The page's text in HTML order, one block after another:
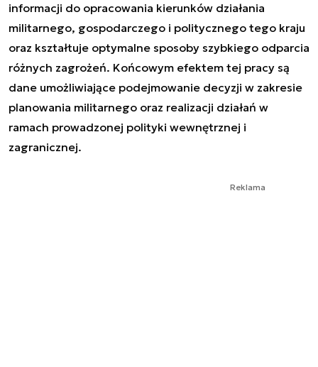
informacji do opracowania kierunków działania
militarnego, gospodarczego i politycznego tego kraju
oraz kształtuje optymalne sposoby szybkiego odparcia
różnych zagrożeń. Końcowym efektem tej pracy są
dane umożliwiające podejmowanie decyzji w zakresie
planowania militarnego oraz realizacji działań w
ramach prowadzonej polityki wewnętrznej i
zagranicznej.
Reklama